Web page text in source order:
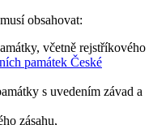
obsahovat:
včetně rejstříkového
památek České
s uvedením závad a
zásahu,